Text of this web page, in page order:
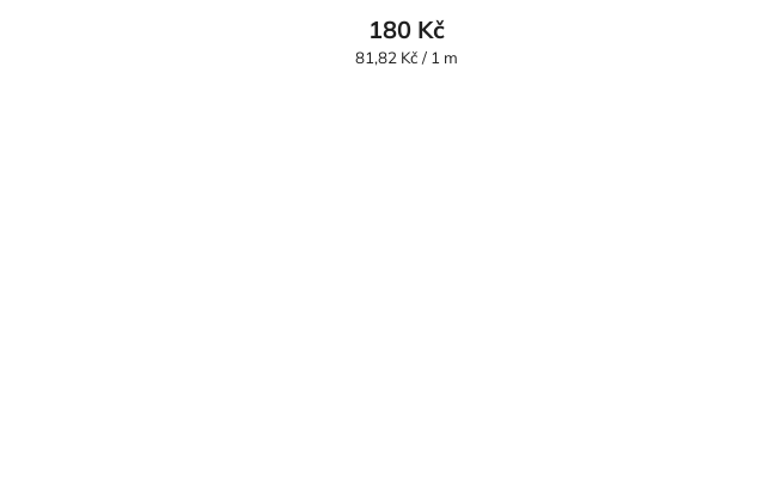
180 Kč
Měrná
81,82 Kč / 1 m